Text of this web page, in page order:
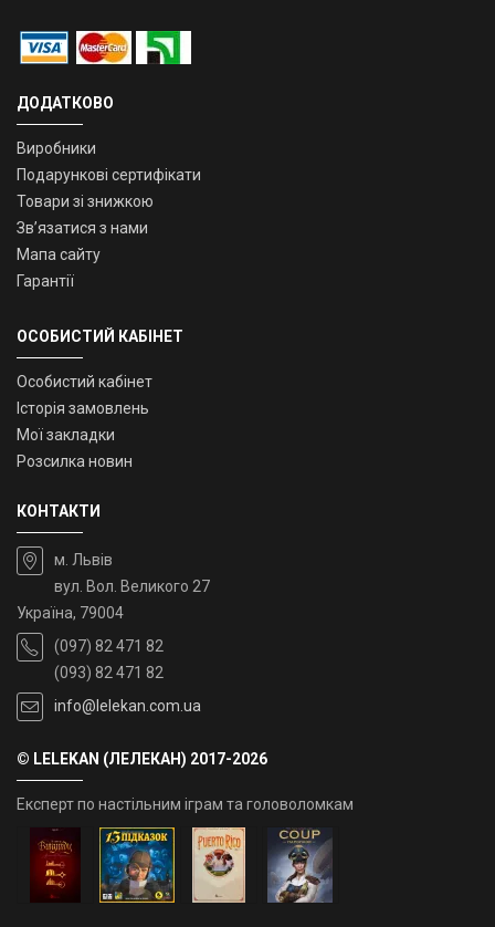
ДОДАТКОВО
Виробники
Подарункові сертифікати
Товари зі знижкою
Зв’язатися з нами
Мапа сайту
Гарантії
ОСОБИСТИЙ КАБІНЕТ
Особистий кабінет
Історія замовлень
Мої закладки
Розсилка новин
КОНТАКТИ
м. Львів
вул. Вол. Великого 27
Україна, 79004
(097) 82 471 82
(093) 82 471 82
info@lelekan.com.ua
© LELEKAN (ЛЕЛЕКАН) 2017-2026
Експерт по настільним іграм та головоломкам